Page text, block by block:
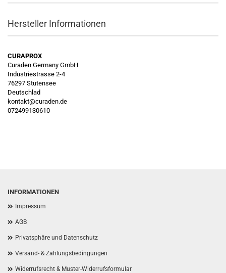
Hersteller Informationen
CURAPROX
Curaden Germany GmbH
Industriestrasse 2-4
76297 Stutensee
Deutschlad
kontakt@curaden.de
072499130610
INFORMATIONEN
Impressum
AGB
Privatsphäre und Datenschutz
Versand- & Zahlungsbedingungen
Widerrufsrecht & Muster-Widerrufsformular